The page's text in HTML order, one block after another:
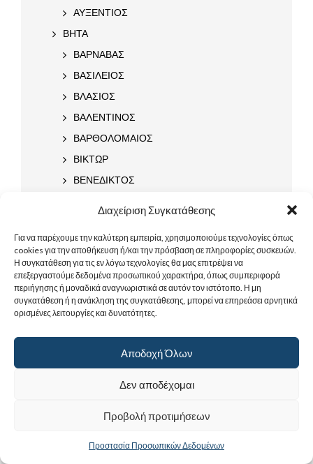
Διαχείριση Συγκατάθεσης
Για να παρέχουμε την καλύτερη εμπειρία, χρησιμοποιούμε τεχνολογίες όπως
cookies για την αποθήκευση ή/και την πρόσβαση σε πληροφορίες συσκευών.
Η συγκατάθεση για τις εν λόγω τεχνολογίες θα μας επιτρέψει να
επεξεργαστούμε δεδομένα προσωπικού χαρακτήρα, όπως συμπεριφορά
περιήγησης ή μοναδικά αναγνωριστικά σε αυτόν τον ιστότοπο. Η μη
συγκατάθεση ή η ανάκληση της συγκατάθεσης, μπορεί να επηρεάσει αρνητικά
ορισμένες λειτουργίες και δυνατότητες.
Αποδοχή Όλων
Δεν αποδέχομαι
Προβολή προτιμήσεων
Προστασία Προσωπικών Δεδομένων
ΑΥΞΕΝΤΙΟΣ
ΒΗΤΑ
ΒΑΡΝΑΒΑΣ
ΒΑΣΙΛΕΙΟΣ
ΒΛΑΣΙΟΣ
ΒΑΛΕΝΤΙΝΟΣ
ΒΑΡΘΟΛΟΜΑΙΟΣ
ΒΙΚΤΩΡ
ΒΕΝΕΔΙΚΤΟΣ
ΓΑΜΑ
ΓΕΩΡΓΙΟΣ
ΜΕΓΑΛΟΜΑΡΤΥΣ
ΚΑΡΣΛΙΔΗΣ
ΓΡΗΓΟΡΙΟΣ
ΓΕΡΑΣΙΜΟΣ
ΓΕΡΑΣΙΜΟΣ ΚΕΦΑΛΛΗΝΙΑΣ
ΓΕΡΑΣΙΜΟΣ ΙΟΡΔΑΝΙΤΗΣ
ΔΕΛΤΑ